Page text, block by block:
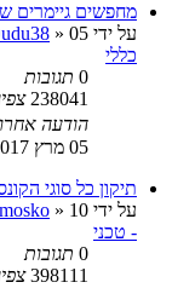
מחפשים גיימרים
על ידי
» 05 מרץ 2017, 09:22
כללי
0 תגובות
238041
הודעה
05 מרץ 2017, 09:22
תיקון כל סוגי
על ידי
» 10 ינואר 2017, 12:36
- טכני
0 תגובות
398111